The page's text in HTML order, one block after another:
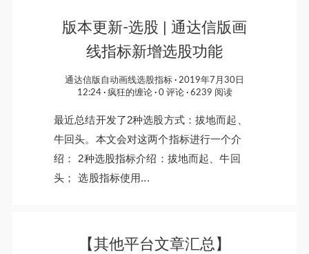
版本更新-选股 | 通达信版画
线指标新增选股功能
通达信版自动画线选股指标
2019年7月30日
12:24
疯狂的缠论 0 评论 6239 阅读
最近总结开发了2种选股方式：拔地而起、
牛回头。本文会对这两个指标进行一个介
绍： 2种选股指标介绍：拔地而起、牛回
头； 选股指标使用...
【其他平台文章汇总】